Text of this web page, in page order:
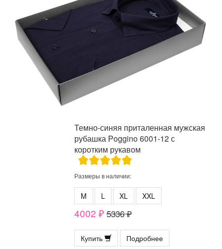
Темно-синяя приталенная мужская
рубашка Poggino 6001-12 с
коротким рукавом
Размеры в наличии:
M L XL XXL
4002 ₽ 5336 ₽
Купить Подробнее